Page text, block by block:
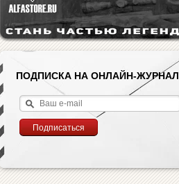
ПОДПИСКА НА ОНЛАЙН-ЖУРНАЛ